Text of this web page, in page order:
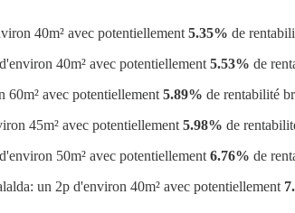
40m² avec potentiellement 5.35% de
40m² avec potentiellement 5.53% de
60m² avec potentiellement 5.89% de rentabilité
45m² avec potentiellement 5.98% de
50m² avec potentiellement 6.76% de
un 2p d'environ 40m² avec potentiellement